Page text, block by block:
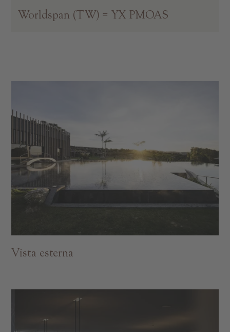
Worldspan (TW) = YX PMOAS
Vista esterna